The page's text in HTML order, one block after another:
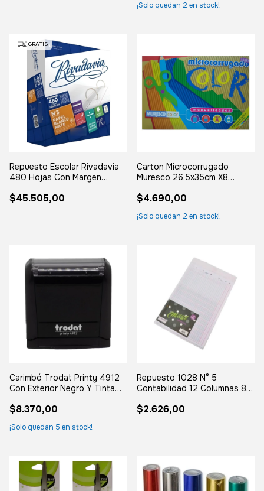
¡Solo quedan 2 en stock!
GRATIS
Repuesto Escolar Rivadavia
480 Hojas Con Margen
$45.505,00
Carton Microcorrugado
Muresco 26.5x35cm X8
Surtidos Liso
$4.690,00
¡Solo quedan 2 en stock!
Carimbó Trodat Printy 4912
Con Exterior Negro Y Tinta
$8.370,00
¡Solo quedan 5 en stock!
Repuesto 1028 N° 5
Contabilidad 12 Columnas 8
$2.626,00